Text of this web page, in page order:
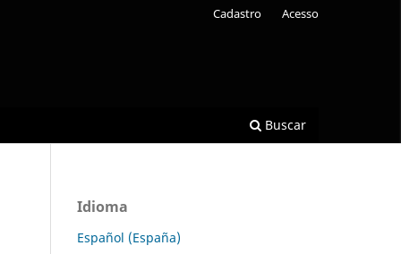
Buscar
Cadastro Acesso
Idioma
Español (España)